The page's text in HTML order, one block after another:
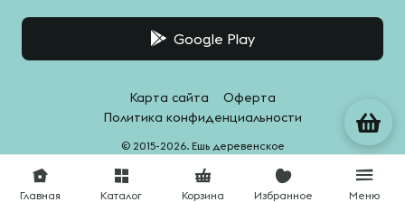
Главная Каталог Корзина Избранное Меню
Google Play
© 2015-2026. Ешь деревенское
Карта сайта
Оферта
Политика конфиденциальности
Система качества - HACCPro